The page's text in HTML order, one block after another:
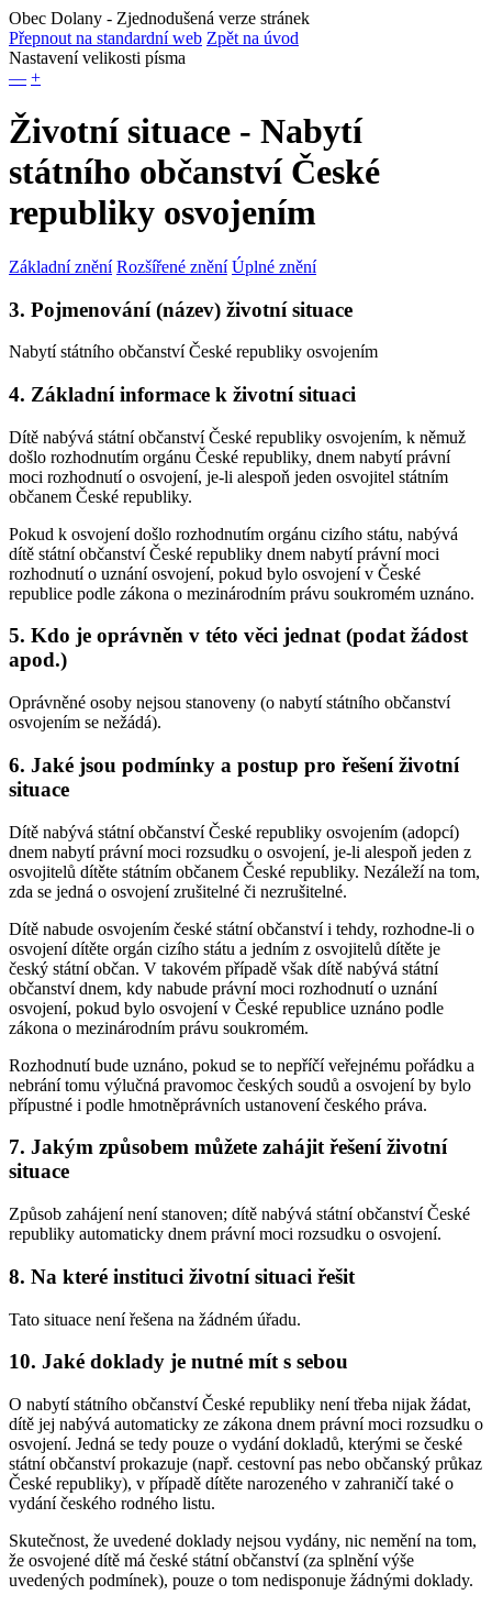
Obec Dolany - Zjednodušená verze stránek
Přepnout na standardní web Zpět na úvod
Nastavení velikosti písma
— +
Životní situace - Nabytí
státního občanství České
republiky osvojením
Základní znění Rozšířené znění Úplné znění
3. Pojmenování (název) životní situace
Nabytí státního občanství České republiky osvojením
4. Základní informace k životní situaci
Dítě nabývá státní občanství České republiky osvojením, k němuž
došlo rozhodnutím orgánu České republiky, dnem nabytí právní
moci rozhodnutí o osvojení, je-li alespoň jeden osvojitel státním
občanem České republiky.
Pokud k osvojení došlo rozhodnutím orgánu cizího státu, nabývá
dítě státní občanství České republiky dnem nabytí právní moci
rozhodnutí o uznání osvojení, pokud bylo osvojení v České
republice podle zákona o mezinárodním právu soukromém uznáno.
5. Kdo je oprávněn v této věci jednat (podat žádost
apod.)
Oprávněné osoby nejsou stanoveny (o nabytí státního občanství
osvojením se nežádá).
6. Jaké jsou podmínky a postup pro řešení životní
situace
Dítě nabývá státní občanství České republiky osvojením (adopcí)
dnem nabytí právní moci rozsudku o osvojení, je-li alespoň jeden z
osvojitelů dítěte státním občanem České republiky. Nezáleží na tom,
zda se jedná o osvojení zrušitelné či nezrušitelné.
Dítě nabude osvojením české státní občanství i tehdy, rozhodne-li o
osvojení dítěte orgán cizího státu a jedním z osvojitelů dítěte je
český státní občan. V takovém případě však dítě nabývá státní
občanství dnem, kdy nabude právní moci rozhodnutí o uznání
osvojení, pokud bylo osvojení v České republice uznáno podle
zákona o mezinárodním právu soukromém.
Rozhodnutí bude uznáno, pokud se to nepříčí veřejnému pořádku a
nebrání tomu výlučná pravomoc českých soudů a osvojení by bylo
přípustné i podle hmotněprávních ustanovení českého práva.
7. Jakým způsobem můžete zahájit řešení životní
situace
Způsob zahájení není stanoven; dítě nabývá státní občanství České
republiky automaticky dnem právní moci rozsudku o osvojení.
8. Na které instituci životní situaci řešit
Tato situace není řešena na žádném úřadu.
10. Jaké doklady je nutné mít s sebou
O nabytí státního občanství České republiky není třeba nijak žádat,
dítě jej nabývá automaticky ze zákona dnem právní moci rozsudku o
osvojení. Jedná se tedy pouze o vydání dokladů, kterými se české
státní občanství prokazuje (např. cestovní pas nebo občanský průkaz
České republiky), v případě dítěte narozeného v zahraničí také o
vydání českého rodného listu.
Skutečnost, že uvedené doklady nejsou vydány, nic nemění na tom,
že osvojené dítě má české státní občanství (za splnění výše
uvedených podmínek), pouze o tom nedisponuje žádnými doklady.